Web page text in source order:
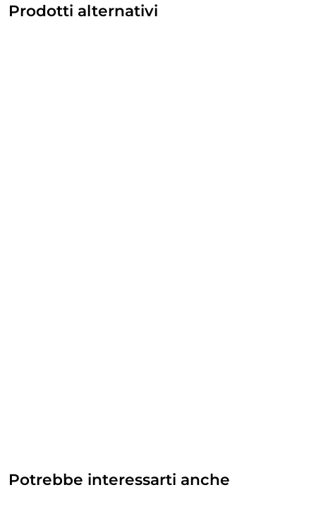
Prodotti alternativi
Potrebbe interessarti anche